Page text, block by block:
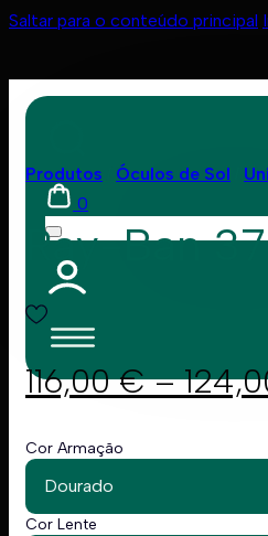
Saltar para o conteúdo principal
0
Produtos Óculos de Sol
Ray-Ban
116,00€–
Cor Armação
Dourado
Cor Lente